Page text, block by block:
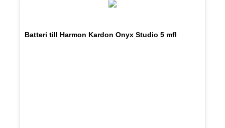
Batteri till Harmon Kardon Onyx Studio 5 mfl